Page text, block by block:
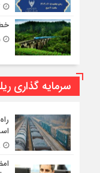
15 آگوست 2023 - 20:13
سرمایه گذاری